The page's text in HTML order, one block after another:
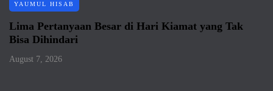
YAUMUL HISAB
Lima Pertanyaan Besar di Hari Kiamat yang Tak
Bisa Dihindari
August 7, 2026